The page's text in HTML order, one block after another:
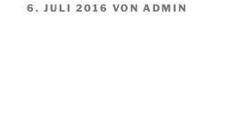
VERÖFFENTLICHT
6. JULI 2016 VON ADMIN